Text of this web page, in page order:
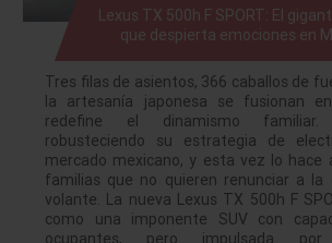
Lexus TX 500h F SPORT: El
que despierta emociones en
Tres filas de asientos, 366 caballos de
la artesanía japonesa se fusionan
redefine el dinamismo
robusteciendo su estrategia de
mercado mexicano, y esta vez lo hace
familias que no quieren renunciar a la
volante. La nueva Lexus TX 500h F
como una imponente SUV con
ocupantes, pero impulsada